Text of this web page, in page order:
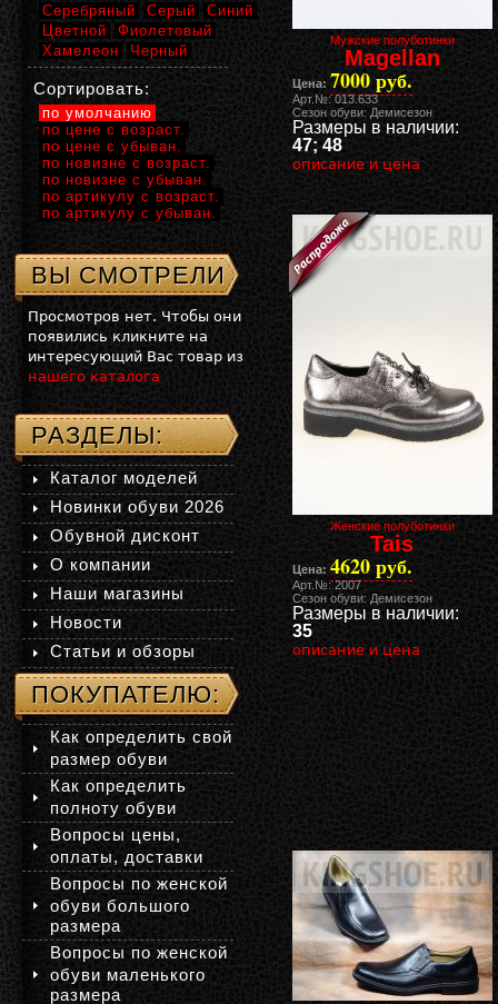
Мужские полуботинки
Magellan
Цена: 7000 руб.
Арт.№: 013.633
Сезон обуви: Демисезон
Размеры в наличии:
47; 48
описание и цена
Женские полуботинки
Tais
Цена: 4620 руб.
Арт.№: 2007
Сезон обуви: Демисезон
Размеры в наличии:
35
описание и цена
Серебряный
Серый
Синий
Цветной
Фиолетовый
Хамелеон
Черный
Сортировать:
по умолчанию
по цене с возраст.
по цене с убыван.
по новизне с возраст.
по новизне с убыван.
по артикулу с возраст.
по артикулу с убыван.
ВЫ СМОТРЕЛИ
Просмотров нет. Чтобы они
появились кликните на
интересующий Вас товар из
нашего каталога
РАЗДЕЛЫ:
Каталог моделей
Новинки обуви 2026
Обувной дисконт
О компании
Наши магазины
Новости
Статьи и обзоры
ПОКУПАТЕЛЮ:
Как определить свой
размер обуви
Как определить
полноту обуви
Вопросы цены,
оплаты, доставки
Вопросы по женской
обуви большого
размера
Вопросы по женской
обуви маленького
размера